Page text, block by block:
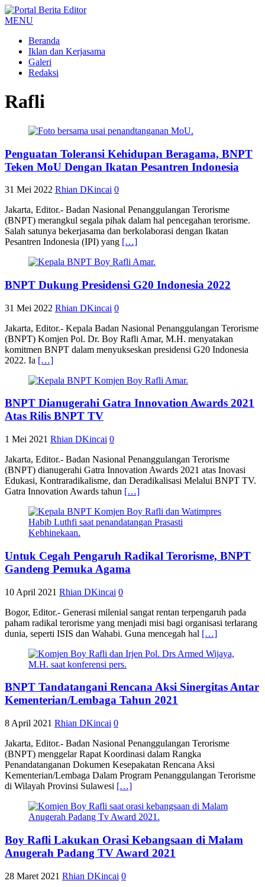
MENU
Beranda
Iklan dan Kerjasama
Galeri
Redaksi
Rafli
Penguatan Toleransi Kehidupan Beragama, BNPT
Teken MoU Dengan Ikatan Pesantren Indonesia
31 Mei 2022 Rhian DKincai 0
Jakarta, Editor.- Badan Nasional Penanggulangan Terorisme
(BNPT) merangkul segala pihak dalam hal pencegahan terorisme.
Salah satunya bekerjasama dan berkolaborasi dengan Ikatan
Pesantren Indonesia (IPI) yang […]
BNPT Dukung Presidensi G20 Indonesia 2022
31 Mei 2022 Rhian DKincai 0
Jakarta, Editor.- Kepala Badan Nasional Penanggulangan Terorisme
(BNPT) Komjen Pol. Dr. Boy Rafli Amar, M.H. menyatakan
komitmen BNPT dalam menyukseskan presidensi G20 Indonesia
2022. Ia […]
BNPT Dianugerahi Gatra Innovation Awards 2021
Atas Rilis BNPT TV
1 Mei 2021 Rhian DKincai 0
Jakarta, Editor.- Badan Nasional Penanggulangan Terorisme
(BNPT) dianugerahi Gatra Innovation Awards 2021 atas Inovasi
Edukasi, Kontraradikalisme, dan Deradikalisasi Melalui BNPT TV.
Gatra Innovation Awards tahun […]
Untuk Cegah Pengaruh Radikal Terorisme, BNPT
Gandeng Pemuka Agama
10 April 2021 Rhian DKincai 0
Bogor, Editor.- Generasi milenial sangat rentan terpengaruh pada
paham radikal terorisme yang menjadi misi bagi organisasi terlarang
dunia, seperti ISIS dan Wahabi. Guna mencegah hal […]
BNPT Tandatangani Rencana Aksi Sinergitas Antar
Kementerian/Lembaga Tahun 2021
8 April 2021 Rhian DKincai 0
Jakarta, Editor.- Badan Nasional Penanggulangan Terorisme
(BNPT) menggelar Rapat Koordinasi dalam Rangka
Penandatanganan Dokumen Kesepakatan Rencana Aksi
Kementerian/Lembaga Dalam Program Penanggulangan Terorisme
di Wilayah Provinsi Sulawesi […]
Boy Rafli Lakukan Orasi Kebangsaan di Malam
Anugerah Padang TV Award 2021
28 Maret 2021 Rhian DKincai 0